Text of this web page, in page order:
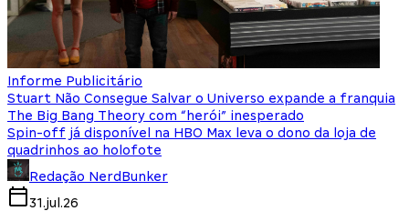
Informe Publicitário
Stuart Não Consegue Salvar o Universo expande a franquia
The Big Bang Theory com “herói” inesperado
Spin-off já disponível na HBO Max leva o dono da loja de
quadrinhos ao holofote
Redação NerdBunker
31.jul.26